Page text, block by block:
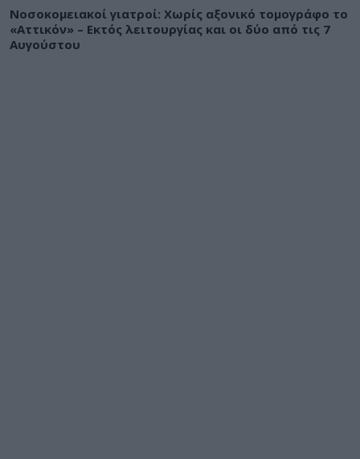
Νοσοκομειακοί γιατροί: Χωρίς αξονικό τομογράφο το
«Αττικόν» – Εκτός λειτουργίας και οι δύο από τις 7
Αυγούστου